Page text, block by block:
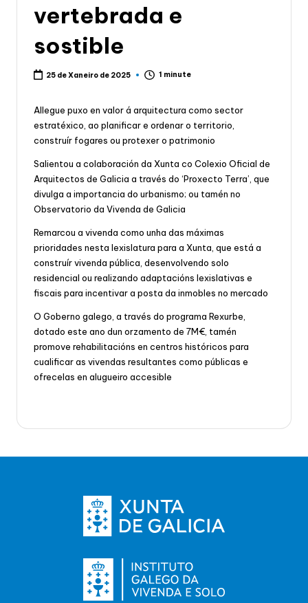
vertebrada e
sostible
25 de Xaneiro de 2025 1 minute
Allegue puxo en valor á arquitectura como sector
estratéxico, ao planificar e ordenar o territorio,
construír fogares ou protexer o patrimonio
Salientou a colaboración da Xunta co Colexio Oficial de
Arquitectos de Galicia a través do ‘Proxecto Terra’, que
divulga a importancia do urbanismo; ou tamén no
Observatorio da Vivenda de Galicia
Remarcou a vivenda como unha das máximas
prioridades nesta lexislatura para a Xunta, que está a
construír vivenda pública, desenvolvendo solo
residencial ou realizando adaptacións lexislativas e
fiscais para incentivar a posta da inmobles no mercado
O Goberno galego, a través do programa Rexurbe,
dotado este ano dun orzamento de 7M€, tamén
promove rehabilitacións en centros históricos para
cualificar as vivendas resultantes como públicas e
ofrecelas en alugueiro accesible